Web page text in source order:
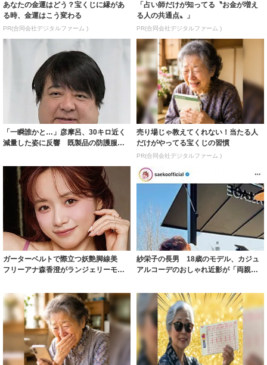
あなたの金運はどう？宝くじに縁があ
る時、金運はこう変わる
PR(合同会社デジタルファーム )
「占い師だけが知ってる〝お金が増え
る人の共通点〟」
PR(合同会社デジタルファーム )
「一瞬誰かと…」彦摩呂、30キロ近く
減量した姿に反響 既製品の防護服が
売り場じゃ教えてくれない！当たる人
だけがやってる宝くじの習慣
PR(合同会社デジタルファーム )
ガーターベルトで際立つ妖艶脚線美
フリーアナ森香澄がランジェリーモデ
紗栄子の長男 18歳のモデル、カジュ
アルコーデのおしゃれ近影が「両親の